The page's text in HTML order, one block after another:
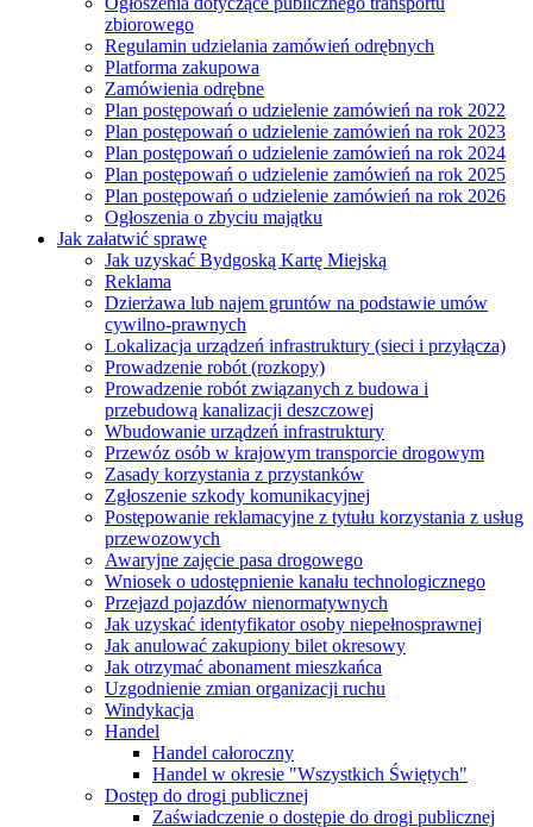
zbiorowego
Regulamin udzielania zamówień odrębnych
Platforma zakupowa
Zamówienia odrębne
Plan postępowań o udzielenie zamówień na rok 2022
Plan postępowań o udzielenie zamówień na rok 2023
Plan postępowań o udzielenie zamówień na rok 2024
Plan postępowań o udzielenie zamówień na rok 2025
Plan postępowań o udzielenie zamówień na rok 2026
Ogłoszenia o zbyciu majątku
Jak załatwić sprawę
Jak uzyskać Bydgoską Kartę Miejską
Reklama
Dzierżawa lub najem gruntów na podstawie umów
cywilno-prawnych
Lokalizacja urządzeń infrastruktury (sieci i przyłącza)
Prowadzenie robót (rozkopy)
Prowadzenie robót związanych z budowa i
przebudową kanalizacji deszczowej
Wbudowanie urządzeń infrastruktury
Przewóz osób w krajowym transporcie drogowym
Zasady korzystania z przystanków
Zgłoszenie szkody komunikacyjnej
Postępowanie reklamacyjne z tytułu korzystania z usług
przewozowych
Awaryjne zajęcie pasa drogowego
Wniosek o udostępnienie kanału technologicznego
Przejazd pojazdów nienormatywnych
Jak uzyskać identyfikator osoby niepełnosprawnej
Jak anulować zakupiony bilet okresowy
Jak otrzymać abonament mieszkańca
Uzgodnienie zmian organizacji ruchu
Windykacja
Handel
Handel całoroczny
Handel w okresie "Wszystkich Świętych"
Dostęp do drogi publicznej
Zaświadczenie o dostępie do drogi publicznej